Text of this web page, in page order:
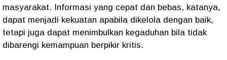
masyarakat. Informasi yang cepat dan bebas, katanya,
dapat menjadi kekuatan apabila dikelola dengan baik,
tetapi juga dapat menimbulkan kegaduhan bila tidak
dibarengi kemampuan berpikir kritis.